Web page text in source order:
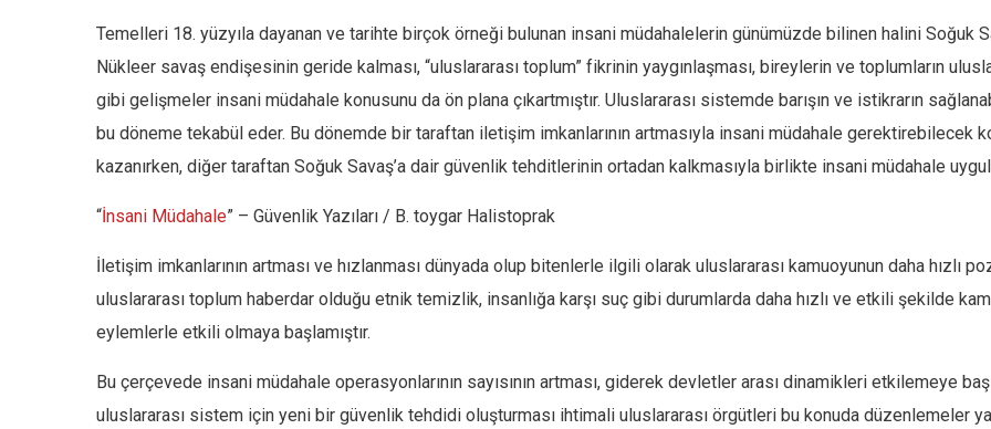
Temelleri 18. yüzyıla dayanan ve tarihte birçok örneği bulunan insani müdahalelerin günümüzde bilinen halini Soğuk
Nükleer savaş endişesinin geride kalması, “uluslararası toplum” fikrinin yaygınlaşması, bireylerin ve toplumların
gibi gelişmeler insani müdahale konusunu da ön plana çıkartmıştır. Uluslararası sistemde barışın ve istikrarın
bu döneme tekabül eder. Bu dönemde bir taraftan iletişim imkanlarının artmasıyla insani müdahale gerektirebilecek
kazanırken, diğer taraftan Soğuk Savaş’a dair güvenlik tehditlerinin ortadan kalkmasıyla birlikte insani müdahale
“İnsani Müdahale” – Güvenlik Yazıları / B. toygar Halistoprak
İletişim imkanlarının artması ve hızlanması dünyada olup bitenlerle ilgili olarak uluslararası kamuoyunun daha hızlı
uluslararası toplum haberdar olduğu etnik temizlik, insanlığa karşı suç gibi durumlarda daha hızlı ve etkili şekilde
eylemlerle etkili olmaya başlamıştır.
Bu çerçevede insani müdahale operasyonlarının sayısının artması, giderek devletler arası dinamikleri etkilemeye
uluslararası sistem için yeni bir güvenlik tehdidi oluşturması ihtimali uluslararası örgütleri bu konuda düzenlemeler